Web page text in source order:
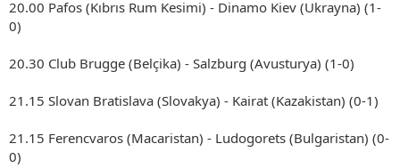
20.00 Pafos (Kıbrıs Rum Kesimi) - Dinamo Kiev (Ukrayna) (1-
0)
20.30 Club Brugge (Belçika) - Salzburg (Avusturya) (1-0)
21.15 Slovan Bratislava (Slovakya) - Kairat (Kazakistan) (0-1)
21.15 Ferencvaros (Macaristan) - Ludogorets (Bulgaristan) (0-
0)